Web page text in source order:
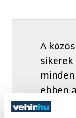
A
sikerek
ebben
új